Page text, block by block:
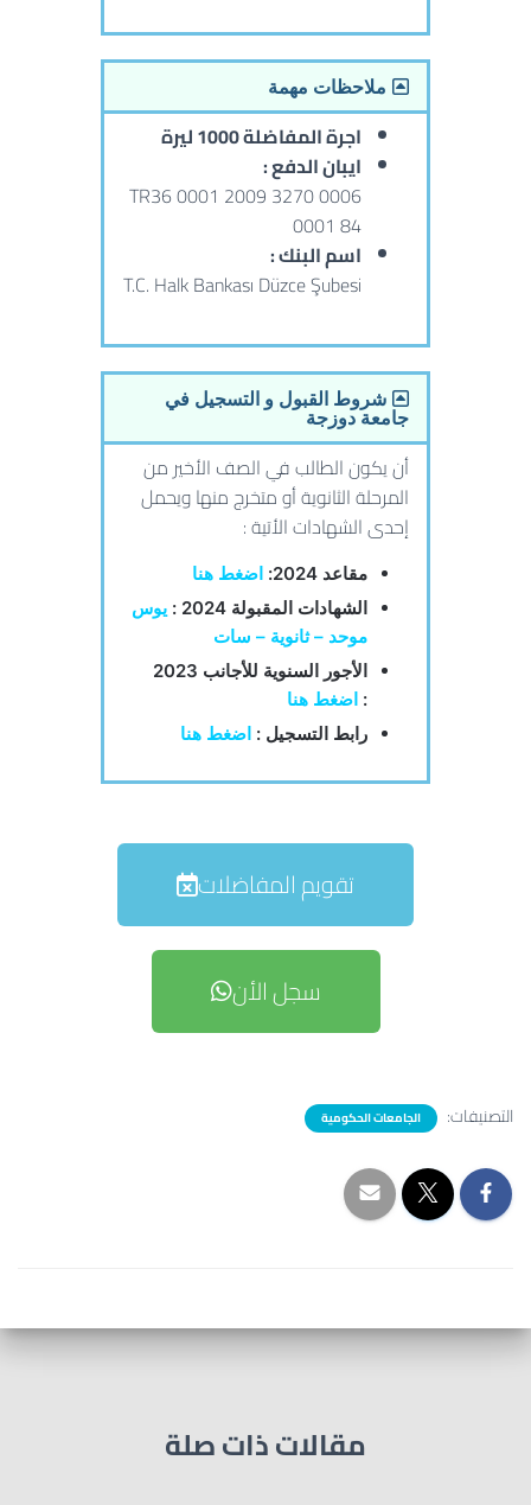
ملاحظات مهمة
اجرة المفاضلة 1000 ليرة
ايبان الدفع :
TR36 0001 2009 3270 0006
0001 84
اسم البنك :
T.C. Halk Bankası Düzce Şubesi
شروط القبول و التسجيل في
جامعة دوزجة
أن يكون الطالب في الصف الأخير من
المرحلة الثانوية أو متخرج منها ويحمل
إحدى الشهادات الأتية :
مقاعد 2024:
اضغط هنا
الشهادات المقبولة 2024 :
يوس
موحد – ثانوية – سات
الأجور السنوية للأجانب 2023
: اضغط هنا
رابط التسجيل : اضغط هنا
تقويم المفاضلات
سجل الأن
التصنيفات: الجامعات الحكومية
مقالات ذات صلة